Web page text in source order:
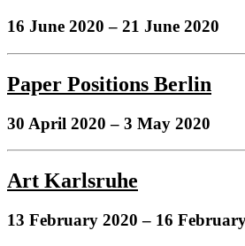
16 June 2020 – 21 June 2020
Paper Positions Berlin
30 April 2020 – 3 May 2020
Art Karlsruhe
13 February 2020 – 16